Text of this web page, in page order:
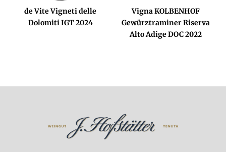
de Vite Vigneti delle
Dolomiti IGT 2024
Vigna KOLBENHOF
Gewürztraminer Riserva
Alto Adige DOC 2022